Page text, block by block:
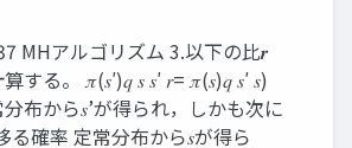
MHアルゴリズム 3.以下の比𝒓
する。 𝜋(𝑠′)𝑞 𝑠 𝑠′ 𝑟= 𝜋(𝑠)𝑞 𝑠′ 𝑠)
布から𝑠’が得られ，しかも次に
る確率 定常分布から𝑠が得ら